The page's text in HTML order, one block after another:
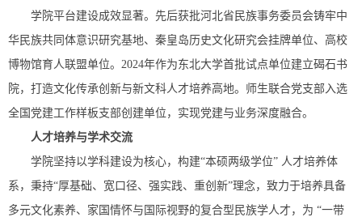
学院平台建设成效显著。先后获批河北省民族事务委员会铸牢中
华民族共同体意识研究基地、秦皇岛历史文化研究会挂牌单位、高校
博物馆育人联盟单位。2024年作为东北大学首批试点单位建立碣石书
院，打造文化传承创新与新文科人才培养高地。师生联合党支部入选
全国党建工作样板支部创建单位，实现党建与业务深度融合。
人才培养与学术交流
学院坚持以学科建设为核心，构建“本硕两级学位” 人才培养体
系，秉持“厚基础、宽口径、强实践、重创新”理念，致力于培养具备
多元文化素养、家国情怀与国际视野的复合型民族学人才，为 “一带